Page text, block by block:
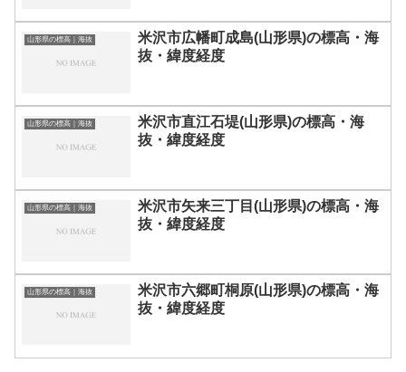
山形県の標高｜海抜
米沢市広幡町成島(山形県)の標高・海
抜・緯度経度
山形県の標高｜海抜
米沢市直江石堤(山形県)の標高・海
抜・緯度経度
山形県の標高｜海抜
米沢市矢来三丁目(山形県)の標高・海
抜・緯度経度
山形県の標高｜海抜
米沢市六郷町桐原(山形県)の標高・海
抜・緯度経度